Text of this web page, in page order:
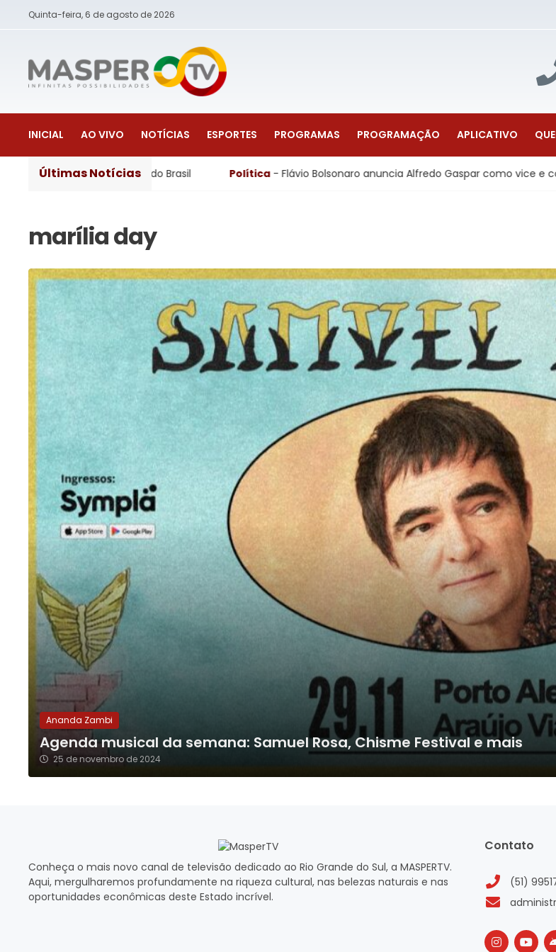
Quinta-feira, 6 de agosto de 2026
INICIAL AO VIVO NOTÍCIAS ESPORTES PROGRAMAS PROGRAMAÇÃO APLICATIVO
Últimas Notícias
Copa do Brasil Política- Flávio Bolsonaro anuncia Alfredo Gaspar como vice e confirma chapa do
Ananda Zambi
Agenda musical da semana: Samuel Rosa, Chisme Festival e mais
25 de novembro de 2024
Conheça o mais novo canal de televisão dedicado ao Rio Grande do Sul, a MASPERTV.
Aqui, mergulharemos profundamente na riqueza cultural, nas belezas naturais e nas
oportunidades econômicas deste Estado incrível.
Contato
(51)